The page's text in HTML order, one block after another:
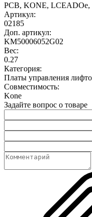
PCB, KONE, LCEADOe,
Артикул:
02185
Доп. артикул:
KM50006052G02
Вес:
0.27
Категория:
Платы управления
Совместимость:
Kone
Задайте вопрос о товаре